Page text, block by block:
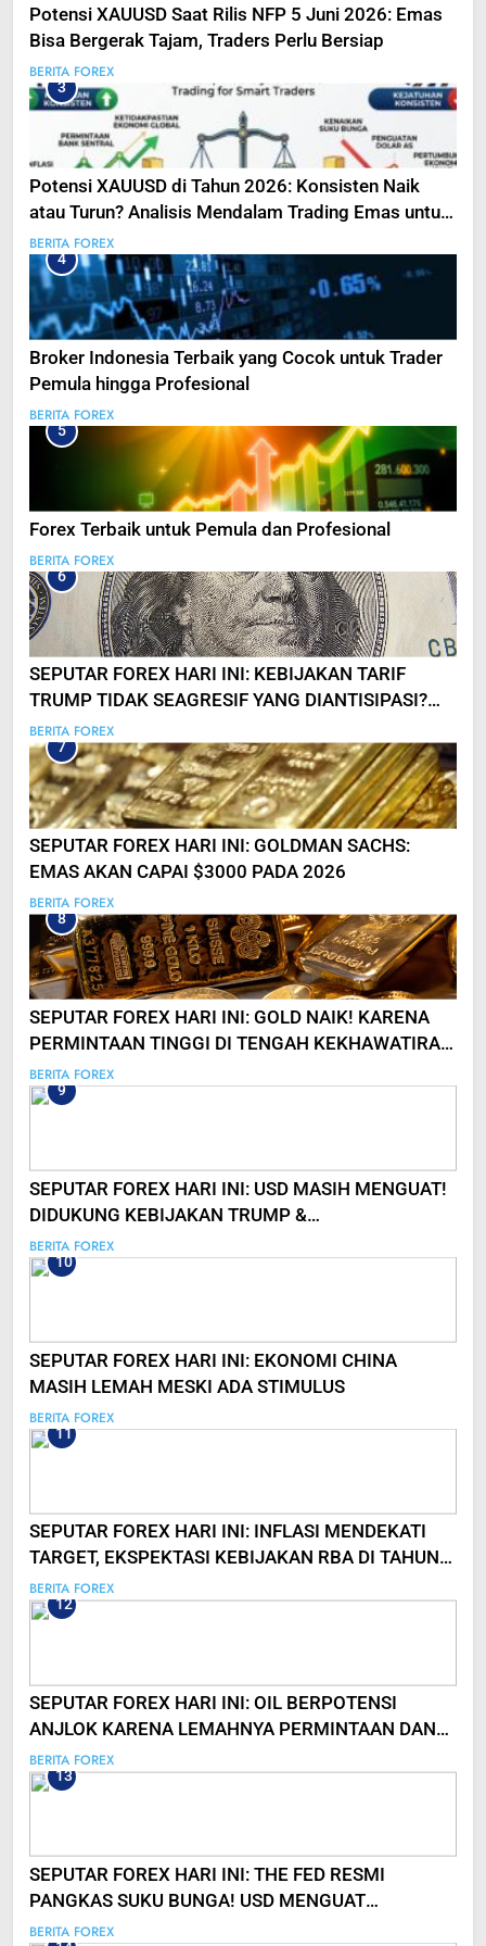
Potensi XAUUSD Saat Rilis NFP 5 Juni 2026: Emas
Bisa Bergerak Tajam, Traders Perlu Bersiap
BERITA FOREX
3
Potensi XAUUSD di Tahun 2026: Konsisten Naik
atau Turun? Analisis Mendalam Trading Emas untuk
Trader Pintar
BERITA FOREX
4
Broker Indonesia Terbaik yang Cocok untuk Trader
Pemula hingga Profesional
BERITA FOREX
5
Forex Terbaik untuk Pemula dan Profesional
BERITA FOREX
6
SEPUTAR FOREX HARI INI: KEBIJAKAN TARIF
TRUMP TIDAK SEAGRESIF YANG DIANTISIPASI?
USD SEMPAT ANJLOK
BERITA FOREX
7
SEPUTAR FOREX HARI INI: GOLDMAN SACHS:
EMAS AKAN CAPAI $3000 PADA 2026
BERITA FOREX
8
SEPUTAR FOREX HARI INI: GOLD NAIK! KARENA
PERMINTAAN TINGGI DI TENGAH KEKHAWATIRAN
PASAR
BERITA FOREX
9
SEPUTAR FOREX HARI INI: USD MASIH MENGUAT!
DIDUKUNG KEBIJAKAN TRUMP &
KETIDAKPASTIAN GLOBAL
BERITA FOREX
10
SEPUTAR FOREX HARI INI: EKONOMI CHINA
MASIH LEMAH MESKI ADA STIMULUS
BERITA FOREX
11
SEPUTAR FOREX HARI INI: INFLASI MENDEKATI
TARGET, EKSPEKTASI KEBIJAKAN RBA DI TAHUN
DEPAN
BERITA FOREX
12
SEPUTAR FOREX HARI INI: OIL BERPOTENSI
ANJLOK KARENA LEMAHNYA PERMINTAAN DAN
KUATNYA DOLAR!
BERITA FOREX
13
SEPUTAR FOREX HARI INI: THE FED RESMI
PANGKAS SUKU BUNGA! USD MENGUAT
SIGNIFIKAN
BERITA FOREX